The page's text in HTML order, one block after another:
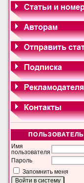
ПОЛЬЗОВАТЕЛЬ
Имя
пользователя
Пароль
Запомнить меня